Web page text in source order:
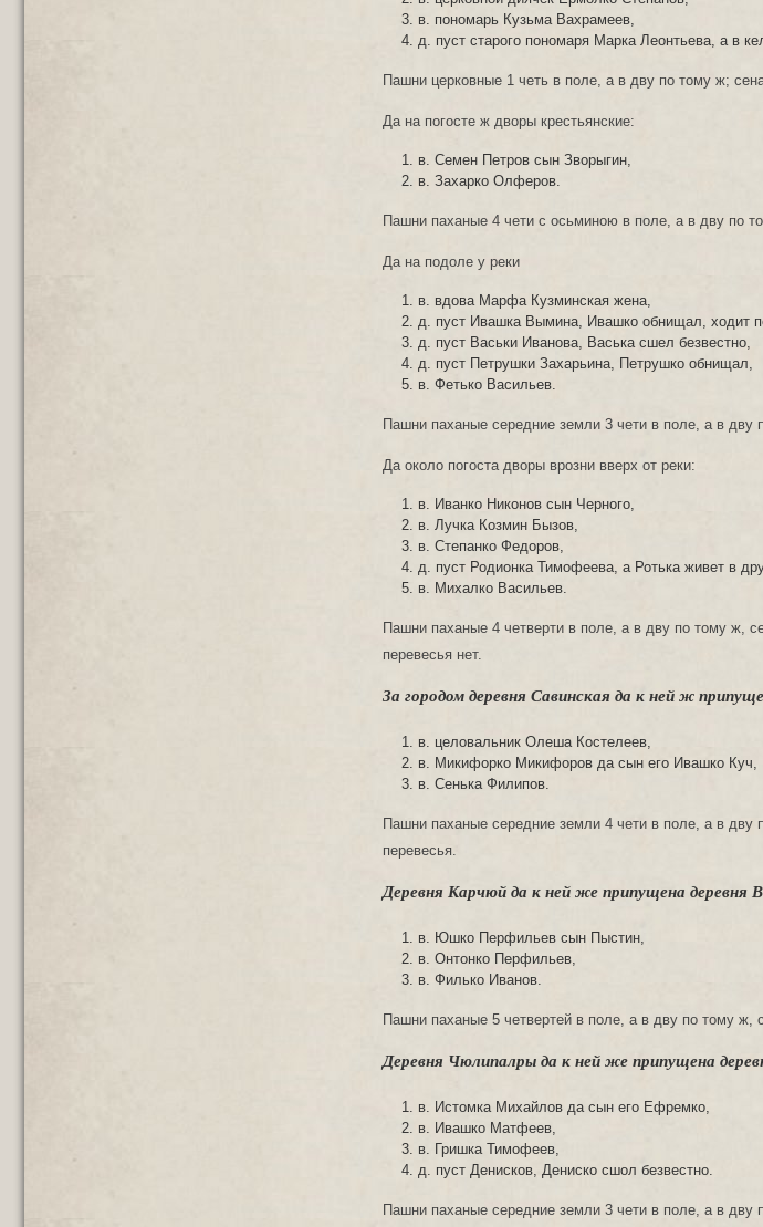
в. пономарь Кузьма Вахрамеев,
д. пуст старого пономаря Марка Леонтьева, а в
Пашни церковные 1 четь в поле, а в дву по тому ж;
Да на погосте ж дворы крестьянские:
в. Семен Петров сын Зворыгин,
в. Захарко Олферов.
Пашни паханые 4 чети с осьминою в поле, а в дву по
Да на подоле у реки
в. вдова Марфа Кузминская жена,
д. пуст Ивашка Вымина, Ивашко обнищал, ходит
д. пуст Васьки Иванова, Васька сшел безвестно,
д. пуст Петрушки Захарьина, Петрушко обнищал,
в. Фетько Васильев.
Пашни паханые середние земли 3 чети в поле, а в дву
Да около погоста дворы врозни вверх от реки:
в. Иванко Никонов сын Черного,
в. Лучка Козмин Бызов,
в. Степанко Федоров,
д. пуст Родионка Тимофеева, а Ротька живет в
в. Михалко Васильев.
Пашни паханые 4 четверти в поле, а в дву по тому ж,
перевесья нет.
За городом деревня Савинская да к ней ж
в. целовальник Олеша Костелеев,
в. Микифорко Микифоров да сын его Ивашко Куч,
в. Сенька Филипов.
Пашни паханые середние земли 4 чети в поле, а в дву
перевесья.
Деревня Карчюй да к ней же припущена деревня
в. Юшко Перфильев сын Пыстин,
в. Онтонко Перфильев,
в. Филько Иванов.
Пашни паханые 5 четвертей в поле, а в дву по тому ж,
Деревня Чюлипалры да к ней же припущена
в. Истомка Михайлов да сын его Ефремко,
в. Ивашко Матфеев,
в. Гришка Тимофеев,
д. пуст Денисков, Дениско сшол безвестно.
Пашни паханые середние земли 3 чети в поле, а в дву